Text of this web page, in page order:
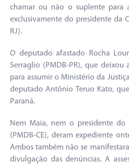
chamar ou não o suplente para
exclusivamente do presidente da
RJ).
O deputado afastado Rocha
Serraglio (PMDB-PR), que deixou
para assumir o Ministério da
deputado Antônio Teruo Kato,
Paraná.
Nem Maia, nem o presidente do
(PMDB-CE), deram expediente
Ambos também não se
divulgação das denúncias. A